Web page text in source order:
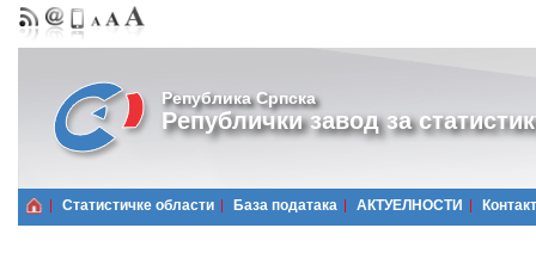
Република Српска
Републички завод за
Статистичке области Базa података АКТУЕЛНОСТИ Контакт